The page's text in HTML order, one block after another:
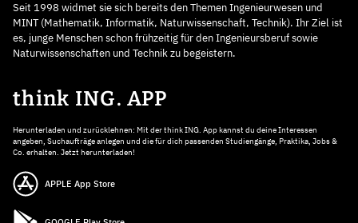
Seit 1998 widmet sie sich bereits den Themen Ingenieurwesen und
MINT (Mathematik, Informatik, Naturwissenschaft, Technik). Ihr Ziel ist
es, junge Menschen schon frühzeitig für den Ingenieursberuf sowie
Naturwissenschaften und Technik zu begeistern.
think ING. APP
Herunterladen und zurücklehnen: Mit der think ING. App kannst du deine Interessen
angeben, Suchaufträge anlegen und die für dich passenden Studiengänge, Praktika, Jobs &
Co. erhalten. Jetzt herunterladen!
APPLE App Store